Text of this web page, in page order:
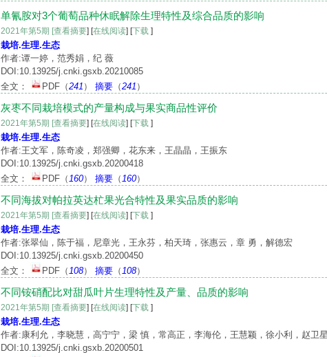
单氰胺对3个葡萄品种休眠解除生理特性及综合品质的影响
2021年第5期 [查看摘要] [在线阅读] [下载 ]
栽培.生理.生态
作者:谭一婷，范秀娟，纪 薇
DOI:10.13925/j.cnki.gsxb.20210085
全文：
PDF （241 ） 摘要 （241 ）
灰枣不同栽培模式的产量构成与果实商品性评价
2021年第5期 [查看摘要] [在线阅读] [下载 ]
栽培.生理.生态
作者:王文军，陈奇凌，郑强卿，花东来，王晶晶，王振东
DOI:10.13925/j.cnki.gsxb.20200418
全文：
PDF （160） 摘要 （160）
不同海拔对帕拉英达杧果光合特性及果实品质的影响
2021年第5期 [查看摘要] [在线阅读] [下载 ]
栽培.生理.生态
作者:张翠仙，陈于福，尼章光，王永芬，柏天琦，张惠云，章 勇，解德宏
DOI:10.13925/j.cnki.gsxb.20200450
全文：
PDF （108） 摘要 （108）
不同铵硝配比对甜瓜叶片生理特性及产量、品质的影响
2021年第5期 [查看摘要] [在线阅读] [下载 ]
栽培.生理.生态
作者:康利允，李晓慧，高宁宁，梁 慎，常高正，李海伦，王慧颖，徐小利，赵卫
DOI:10.13925/j.cnki.gsxb.20200501